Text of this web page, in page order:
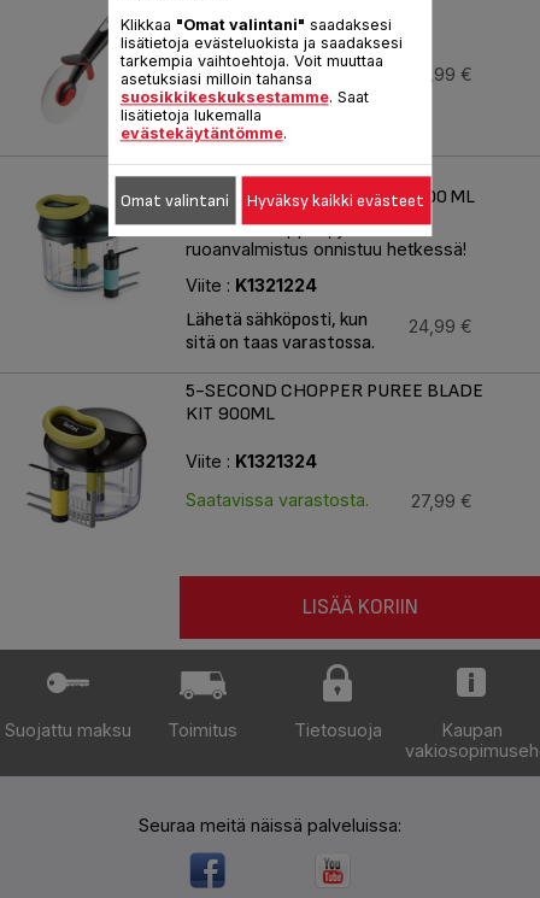
Viite :K2071114
10,99 €
Lähetä sähköposti, kun
sitä on taas varastossa.
5-SECOND-SILPPURIN
JÄÄNMURSKAINTERÄSARJA 900 ML
Mullistava silppuri, jolla
ruoanvalmistus onnistuu hetkessä!
Viite : K1321224
24,99 €
Lähetä sähköposti, kun
sitä on taas varastossa.
5-SECOND CHOPPER PUREE BLADE
KIT 900ML
Viite : K1321324
27,99 €
Saatavissa varastosta.
LISÄÄ KORIIN
Suojattu maksu Toimitus Tietosuoja
Kaupan
Seuraa meitä näissä palveluissa:
Klikkaa "Omat valintani" saadaksesi
lisätietoja evästeluokista ja saadaksesi
tarkempia vaihtoehtoja. Voit muuttaa
asetuksiasi milloin tahansa
suosikkikeskuksestamme. Saat
lisätietoja lukemalla
evästekäytäntömme.
Omat valintani Hyväksy kaikki evästeet